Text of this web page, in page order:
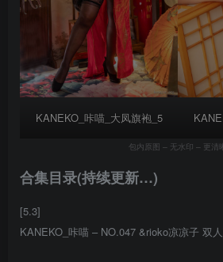
KANEKO_咔喵_大凤旗袍_5
包内原图 – 无水印 – 更清
合集目录(持续更新…)
[5.3]
KANEKO_咔喵 – NO.047 &rioko凉凉子 双